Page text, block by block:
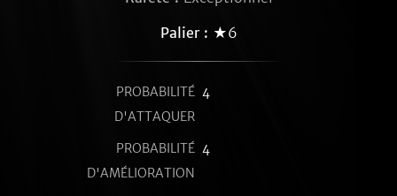
Palier : ★6
PROBABILITÉ
D'ATTAQUER
4
PROBABILITÉ
D'AMÉLIORATION
4